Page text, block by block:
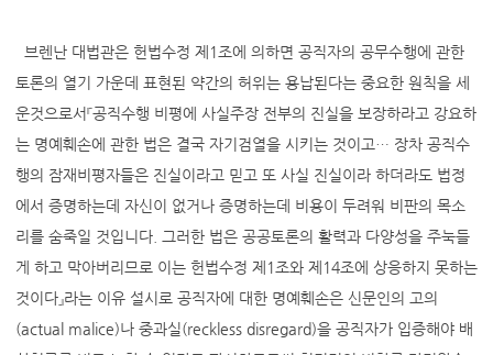
브렌난 대법관은 헌법수정 제1조에 의하면 공직자의 공무수행에 관한
토론의 열기 가운데 표현된 약간의 허위는 용납된다는 중요한 원칙을 세
운것으로서『공직수행 비평에 사실주장 전부의 진실을 보장하라고 강요하
는 명예훼손에 관한 법은 결국 자기검열을 시키는 것이고… 장차 공직수
행의 잠재비평자들은 진실이라고 믿고 또 사실 진실이라 하더라도 법정
에서 증명하는데 자신이 없거나 증명하는데 비용이 두려워 비판의 목소
리를 숨죽일 것입니다. 그러한 법은 공공토론의 활력과 다양성을 주눅들
게 하고 막아버리므로 이는 헌법수정 제1조와 제14조에 상응하지 못하는
것이다』라는 이유 설시로 공직자에 대한 명예훼손은 신문인의 고의
(actual malice)나 중과실(reckless disregard)을 공직자가 입증해야 배